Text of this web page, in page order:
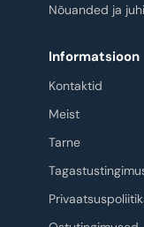
Nõuanded ja
Informatsioon
Kontaktid
Meist
Tarne